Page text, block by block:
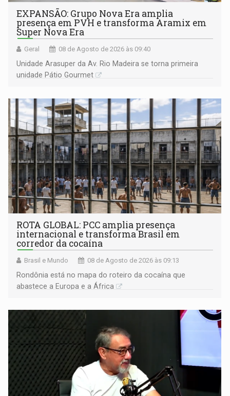
EXPANSÃO: Grupo Nova Era amplia
presença em PVH e transforma Aramix em
Super Nova Era
Geral 08 de Agosto de 2026 às 09:40
Unidade Arasuper da Av. Rio Madeira se torna primeira
unidade Pátio Gourmet
ROTA GLOBAL: PCC amplia presença
internacional e transforma Brasil em
corredor da cocaína
Brasil e Mundo 08 de Agosto de 2026 às 09:13
Rondônia está no mapa do roteiro da cocaína que
abastece a Europa e a África